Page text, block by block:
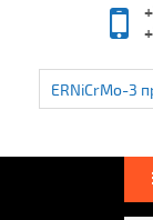
Полезная
Гарантия и